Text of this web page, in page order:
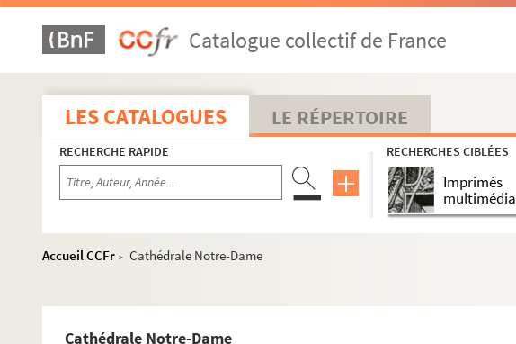
Catalogue collectif de France
LES CATALOGUES LE RÉPERTOIRE
RECHERCHE RAPIDE RECHERCHES CIBLÉES
Imprimés
multimédia
Accueil CCFr > Cathédrale Notre-Dame
Cathédrale Notre-Dame